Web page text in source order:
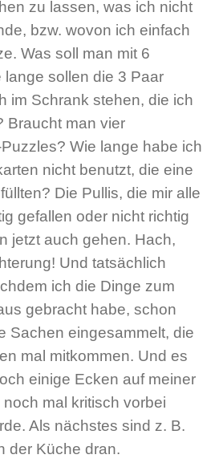
zu lassen, was ich nicht
bzw. wovon ich einfach
Was soll man mit 6
lange sollen die 3 Paar
im Schrank stehen, die ich
Braucht man vier
Wie lange habe ich
nicht benutzt, die eine
Die Pullis, die mir alle
gefallen oder nicht richtig
jetzt auch gehen. Hach,
Und tatsächlich
ich die Dinge zum
gebracht habe, schon
Sachen eingesammelt, die
mal mitkommen. Und es
einige Ecken auf meiner
mal kritisch vorbei
Als nächstes sind z. B.
der Küche dran.